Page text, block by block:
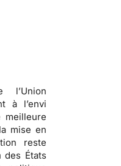
à l’envi
meilleure
mise en
reste
des États